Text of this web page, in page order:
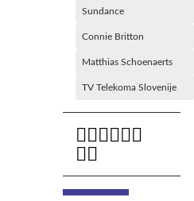
Sundance
Connie Britton
Matthias Schoenaerts
TV Telekoma Slovenije